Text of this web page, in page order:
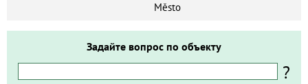
Město
Задайте вопрос по объекту
?